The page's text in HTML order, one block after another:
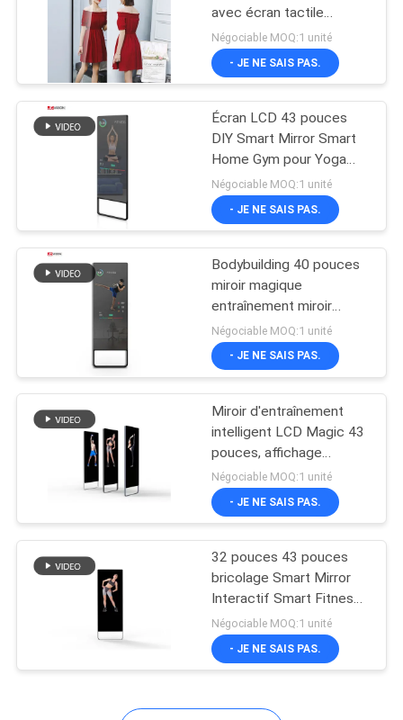
UN DEVIS
PLAN
DU
SITE
POLITIQUE
DE
CONFIDENTIALITÉ
Scanner de
documents
portables
12
Tableau d'écriture
LCD
Affichage étiré
d'affichage à
cristaux liquides de
barre
avec écran tactile
magique
Négociable MOQ:1 unité
- JE NE SAIS PAS.
Écran LCD 43 pouces
DIY Smart Mirror Smart
Home Gym pour Yoga
Fitness
Négociable MOQ:1 unité
- JE NE SAIS PAS.
Bodybuilding 40 pouces
miroir magique
entraînement miroir
Smart Home Gym
Négociable MOQ:1 unité
- JE NE SAIS PAS.
Miroir d'entraînement
intelligent LCD Magic 43
pouces, affichage
publicitaire numérique
Négociable MOQ:1 unité
- JE NE SAIS PAS.
32 pouces 43 pouces
bricolage Smart Mirror
Interactif Smart Fitness
Mirror
Négociable MOQ:1 unité
- JE NE SAIS PAS.